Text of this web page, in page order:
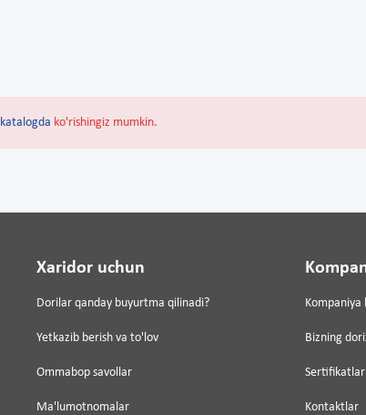
katalogda ko'rishingiz mumkin.
Xaridor uchun
Dorilar qanday buyurtma qilinadi?
Yetkazib berish va to'lov
Ommabop savollar
Ma'lumotnomalar
Kompaniya
Bizning
Sertifikatlar
Kontaktlar